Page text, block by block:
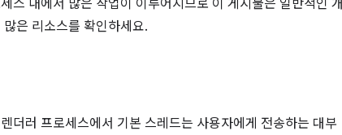
스 내에서 많은 작업이 이루어지므로 이 게시물은 일반적인 개
많은 리소스를 확인하세요.
더러 프로세스에서 기본 스레드는 사용자에게 전송하는 대부